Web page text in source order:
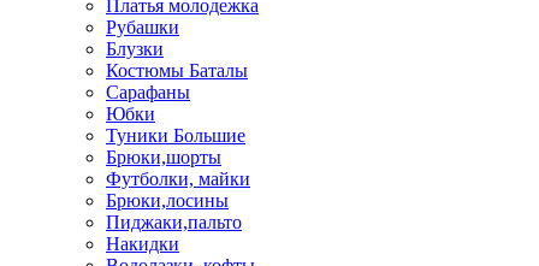
Платья молодежка
Рубашки
Блузки
Костюмы Баталы
Сарафаны
Юбки
Туники Большие
Брюки,шорты
Футболки, майки
Брюки,лосины
Пиджаки,пальто
Накидки